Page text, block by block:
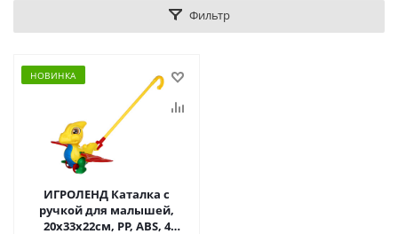
Фильтр
НОВИНКА
ИГРОЛЕНД Каталка с
ручкой для малышей,
20х33х22см, PP, ABS, 4